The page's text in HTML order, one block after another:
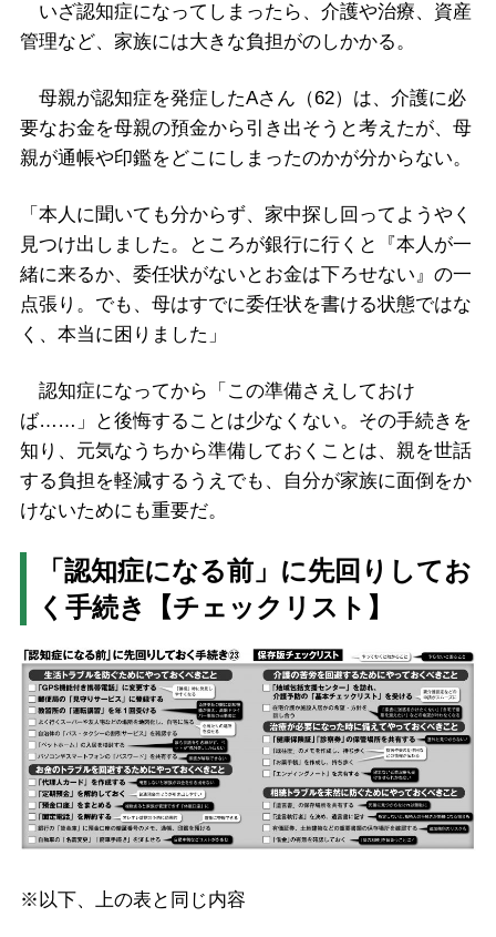
いざ認知症になってしまったら、介護や治療、資産
管理など、家族には大きな負担がのしかかる。
母親が認知症を発症したAさん（62）は、介護に必
要なお金を母親の預金から引き出そうと考えたが、母
親が通帳や印鑑をどこにしまったのかが分からない。
「本人に聞いても分からず、家中探し回ってようやく
見つけ出しました。ところが銀行に行くと『本人が一
緒に来るか、委任状がないとお金は下ろせない』の一
点張り。でも、母はすでに委任状を書ける状態ではな
く、本当に困りました」
認知症になってから「この準備さえしておけ
ば……」と後悔することは少なくない。その手続きを
知り、元気なうちから準備しておくことは、親を世話
する負担を軽減するうえでも、自分が家族に面倒をか
けないためにも重要だ。
「認知症になる前」に先回りしてお
く手続き【チェックリスト】
※以下、上の表と同じ内容